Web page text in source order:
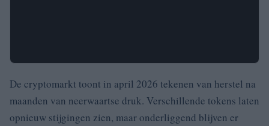
De cryptomarkt toont in april 2026 tekenen van herstel na
maanden van neerwaartse druk. Verschillende tokens laten
opnieuw stijgingen zien, maar onderliggend blijven er